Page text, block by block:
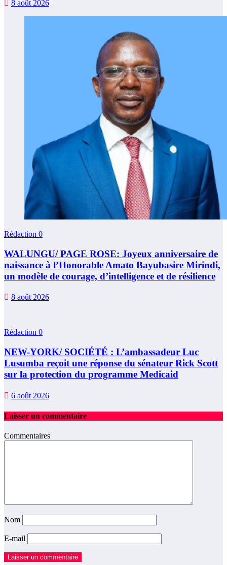
8 août 2026
Rédaction 0
WALUNGU/ PAGE ROSE: Joyeux anniversaire de
naissance à l’Honorable Amato Bayubasire Mirindi,
un modèle de courage, d’intelligence et de résilience
8 août 2026
Rédaction 0
NEW-YORK/ SOCIÉTÉ : L’ambassadeur Luc
Lusumba reçoit une réponse du sénateur Rick Scott
sur la protection du programme Medicaid
6 août 2026
Laisser un commentaire
Commentaires
Nom
E-mail